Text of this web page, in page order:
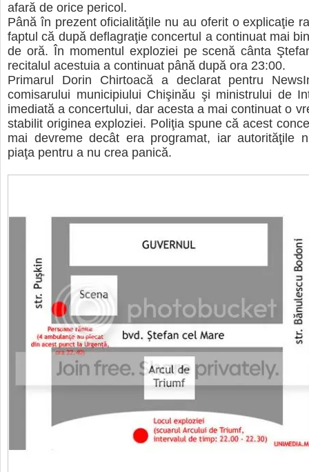
afară de orice pericol.
Până în prezent oficialităţile nu au oferit o explicaţie
faptul că după deflagraţie concertul a continuat mai
de oră. În momentul exploziei pe scenă cânta
recitalul acestuia a continuat până după ora 23:00.
Primarul Dorin Chirtoacă a declarat pentru
comisarului municipiului Chişinău şi ministrului de
imediată a concertului, dar acesta a mai continuat o
stabilit originea exploziei. Poliţia spune că acest
mai devreme decât era programat, iar autorităţile
piaţa pentru a nu crea panică.